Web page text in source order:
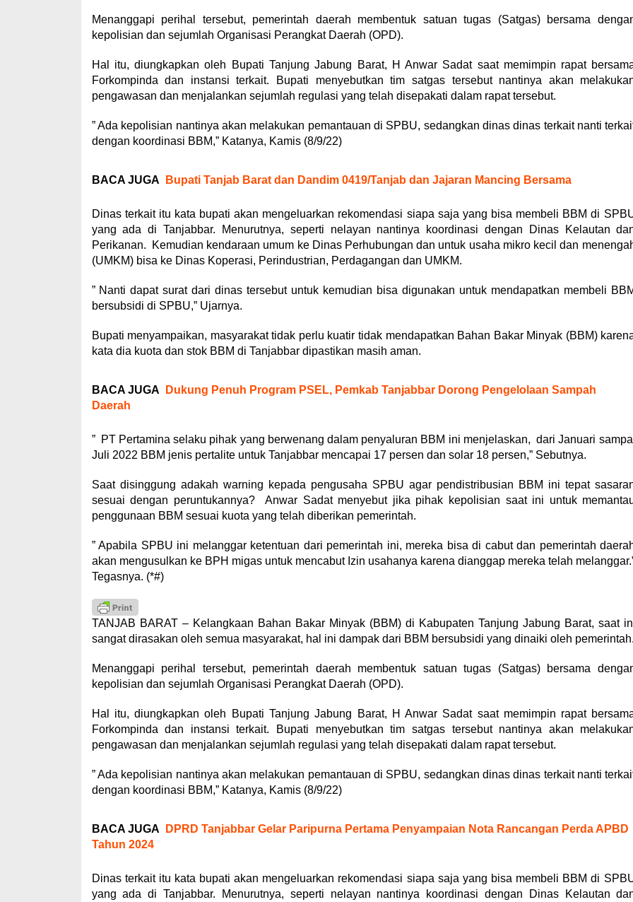
Menanggapi perihal tersebut, pemerintah daerah membentuk satuan tugas (Satgas) bersama
kepolisian dan sejumlah Organisasi Perangkat Daerah (OPD).
Hal itu, diungkapkan oleh Bupati Tanjung Jabung Barat, H Anwar Sadat saat memimpin rapat
Forkompinda dan instansi terkait. Bupati menyebutkan tim satgas tersebut nantinya akan
pengawasan dan menjalankan sejumlah regulasi yang telah disepakati dalam rapat tersebut.
” Ada kepolisian nantinya akan melakukan pemantauan di SPBU, sedangkan dinas dinas terkait nanti
dengan koordinasi BBM,” Katanya, Kamis (8/9/22)
BACA JUGA Bupati Tanjab Barat dan Dandim 0419/Tanjab dan Jajaran Mancing Bersama
Dinas terkait itu kata bupati akan mengeluarkan rekomendasi siapa saja yang bisa membeli BBM di
yang ada di Tanjabbar. Menurutnya, seperti nelayan nantinya koordinasi dengan Dinas Kelautan
Perikanan. Kemudian kendaraan umum ke Dinas Perhubungan dan untuk usaha mikro kecil dan
(UMKM) bisa ke Dinas Koperasi, Perindustrian, Perdagangan dan UMKM.
” Nanti dapat surat dari dinas tersebut untuk kemudian bisa digunakan untuk mendapatkan membeli
bersubsidi di SPBU,” Ujarnya.
Bupati menyampaikan, masyarakat tidak perlu kuatir tidak mendapatkan Bahan Bakar Minyak (BBM)
kata dia kuota dan stok BBM di Tanjabbar dipastikan masih aman.
BACA JUGA
Dukung Penuh Program PSEL, Pemkab Tanjabbar Dorong Pengelolaan Sampah
Daerah
” PT Pertamina selaku pihak yang berwenang dalam penyaluran BBM ini menjelaskan, dari Januari
Juli 2022 BBM jenis pertalite untuk Tanjabbar mencapai 17 persen dan solar 18 persen,” Sebutnya.
Saat disinggung adakah warning kepada pengusaha SPBU agar pendistribusian BBM ini tepat
sesuai dengan peruntukannya? Anwar Sadat menyebut jika pihak kepolisian saat ini untuk
penggunaan BBM sesuai kuota yang telah diberikan pemerintah.
” Apabila SPBU ini melanggar ketentuan dari pemerintah ini, mereka bisa di cabut dan pemerintah
akan mengusulkan ke BPH migas untuk mencabut Izin usahanya karena dianggap mereka telah
Tegasnya. (*#)
TANJAB BARAT – Kelangkaan Bahan Bakar Minyak (BBM) di Kabupaten Tanjung Jabung Barat, saat
sangat dirasakan oleh semua masyarakat, hal ini dampak dari BBM bersubsidi yang dinaiki oleh pemerintah.
Menanggapi perihal tersebut, pemerintah daerah membentuk satuan tugas (Satgas) bersama
kepolisian dan sejumlah Organisasi Perangkat Daerah (OPD).
Hal itu, diungkapkan oleh Bupati Tanjung Jabung Barat, H Anwar Sadat saat memimpin rapat
Forkompinda dan instansi terkait. Bupati menyebutkan tim satgas tersebut nantinya akan
pengawasan dan menjalankan sejumlah regulasi yang telah disepakati dalam rapat tersebut.
” Ada kepolisian nantinya akan melakukan pemantauan di SPBU, sedangkan dinas dinas terkait nanti
dengan koordinasi BBM,” Katanya, Kamis (8/9/22)
BACA JUGA
DPRD Tanjabbar Gelar Paripurna Pertama Penyampaian Nota Rancangan Perda APBD
Tahun 2024
Dinas terkait itu kata bupati akan mengeluarkan rekomendasi siapa saja yang bisa membeli BBM di
yang ada di Tanjabbar. Menurutnya, seperti nelayan nantinya koordinasi dengan Dinas Kelautan